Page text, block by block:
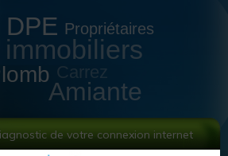
DPE Propriétaires
immobiliers
Carrez
Amiante
de votre connexion internet